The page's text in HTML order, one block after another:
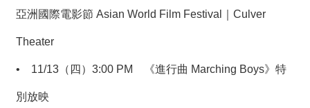
亞洲國際電影節 Asian World Film Festival｜Culver
Theater
• 11/13（四）3:00 PM 《進行曲 Marching Boys》特
別放映